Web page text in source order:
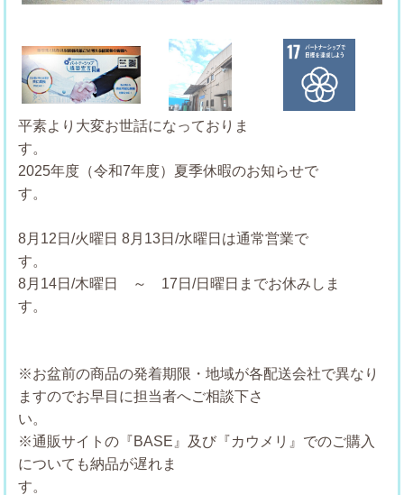
Previous Next
平素より大変お世話になっておりま
2025年度（令和7年度）夏季休暇のお知らせで
す
8月12日/火曜日 8月13日/水曜日は通常営業で
8月14日/木曜日 ～ 17日/日曜日までお休みしま
す。
※お盆前の商品の発着期限・地域が各配送会社で異なり
ますのでお早目に担当者へご相談下さ
※通販サイトの『BASE』及び『カウメリ』でのご購入
についても納品が遅れま